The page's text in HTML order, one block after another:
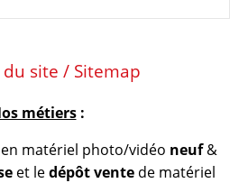
du site / Sitemap
métiers:
matériel photo/vidéo neuf&
et ledépôt vente de matériel